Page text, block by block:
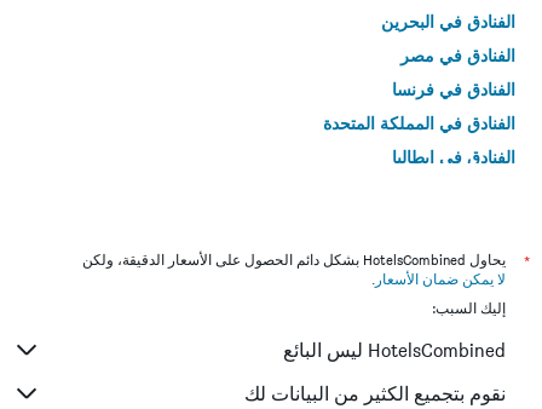
الفنادق في البحرين
الفنادق في مصر
الفنادق في فرنسا
الفنادق في المملكة المتحدة
الفنادق في إيطاليا
*
يحاول HotelsCombined بشكل دائم الحصول على الأسعار الدقيقة، ولكن
لا يمكن ضمان الأسعار .
إليك السبب:
HotelsCombined ليس البائع
نقوم بتجميع الكثير من البيانات لك